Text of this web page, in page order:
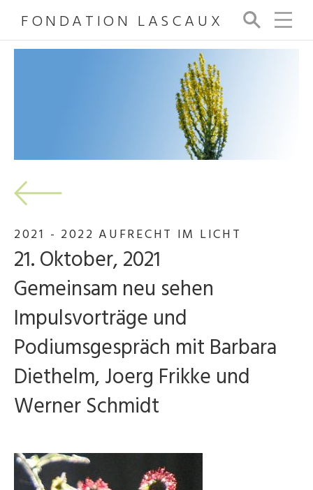
FONDATION LASCAUX
Su
ch
e
2021 - 2022 AUFRECHT IM LICHT
21. Oktober, 2021
Gemeinsam neu sehen
Impulsvorträge und
Podiumsgespräch mit Barbara
Diethelm, Joerg Frikke und
Werner Schmidt